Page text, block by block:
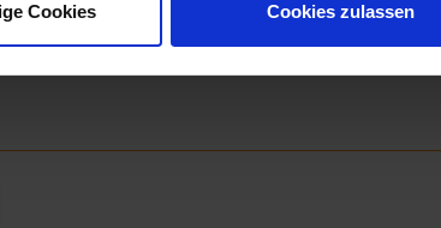
Cookies Cookies zulassen